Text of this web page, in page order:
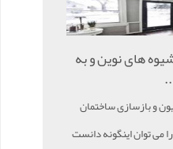
های نوین و به
و بازسازی ساختمان
می توان اینگونه دانست